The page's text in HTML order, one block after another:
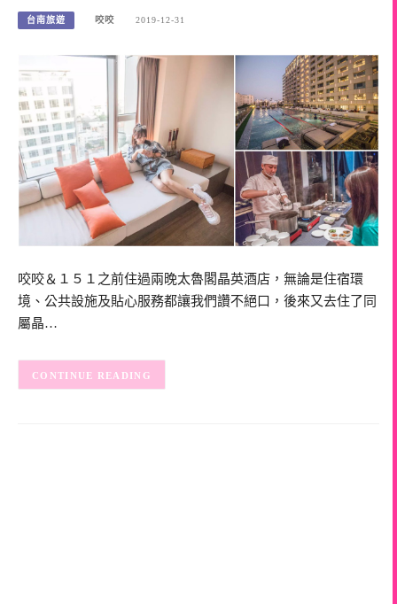
台南旅遊 咬咬 2019-12-31
咬咬＆１５１之前住過兩晚太魯閣晶英酒店，無論是住宿環
境、公共設施及貼心服務都讓我們讚不絕口，後來又去住了同
屬晶…
CONTINUE READING